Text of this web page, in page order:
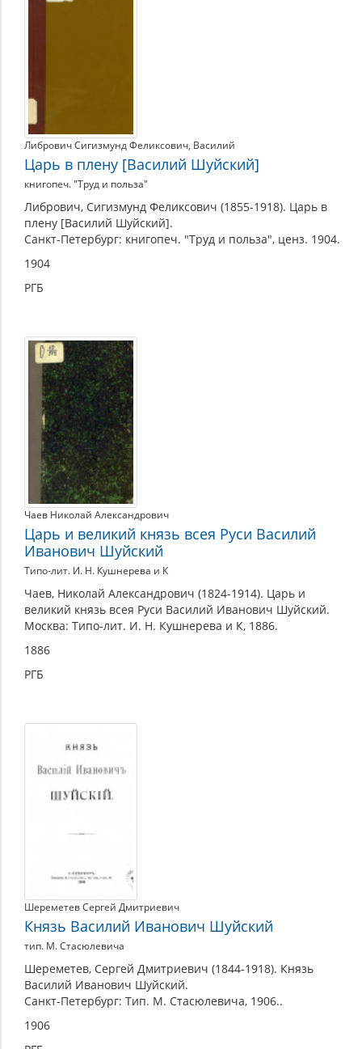
Либрович Сигизмунд Феликсович, Василий
Царь в плену [Василий Шуйский]
книгопеч. "Труд и польза"
Либрович, Сигизмунд Феликсович (1855-1918). Царь в
плену [Василий Шуйский].
Санкт-Петербург: книгопеч. "Труд и польза", ценз. 1904.
1904
РГБ
Чаев Николай Александрович
Царь и великий князь всея Руси Василий
Иванович Шуйский
Типо-лит. И. Н. Кушнерева и К
Чаев, Николай Александрович (1824-1914). Царь и
великий князь всея Руси Василий Иванович Шуйский.
Москва: Типо-лит. И. Н. Кушнерева и К, 1886.
1886
РГБ
Шереметев Сергей Дмитриевич
Князь Василий Иванович Шуйский
тип. М. Стасюлевича
Шереметев, Сергей Дмитриевич (1844-1918). Князь
Василий Иванович Шуйский.
Санкт-Петербург: Тип. М. Стасюлевича, 1906..
1906